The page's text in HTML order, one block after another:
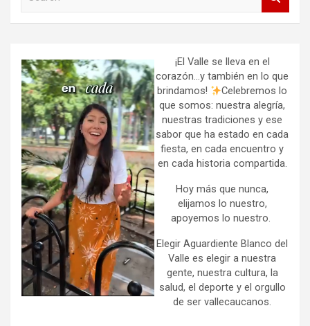
h
¡El Valle se lleva en el
corazón…y también en lo que
brindamos!
Celebremos lo
que somos: nuestra alegría,
nuestras tradiciones y ese
sabor que ha estado en cada
fiesta, en cada encuentro y
en cada historia compartida.
Hoy más que nunca,
elijamos lo nuestro,
apoyemos lo nuestro.
Elegir Aguardiente Blanco del
Valle es elegir a nuestra
gente, nuestra cultura, la
salud, el deporte y el orgullo
de ser vallecaucanos.